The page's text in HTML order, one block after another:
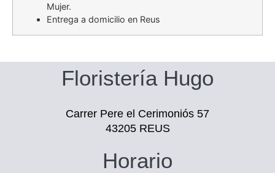
Mujer.
Entrega a domicilio en Reus
Floristería Hugo
Carrer Pere el Cerimoniós 57
43205 REUS
Horario